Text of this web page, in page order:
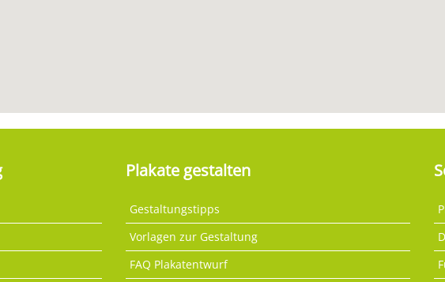
Plakate gestalten
Gestaltungstipps
Vorlagen zur Gestaltung
FAQ Plakatentwurf